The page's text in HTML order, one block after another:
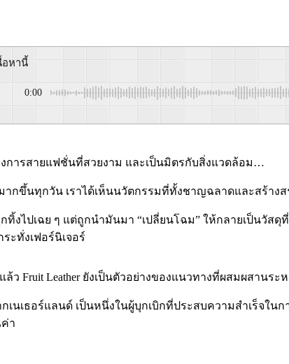
อหานี้
0:00
งการสายแฟชั่นที่สวยงาม และเป็นมิตรกับสิ่งแวดล้อม…
กขึ้นทุกวัน เราได้เห็นนวัตกรรมที่ทั้งชาญฉลาดและสร้าง
งไปเฉย ๆ แต่ถูกนำมันมา “เปลี่ยนโฉม” ให้กลายเป็นวัส
ะทั่งเฟอร์นิเจอร์
ว Fruit Leather ยังเป็นตัวอย่างของแนวทางที่ผสมผสานร
ากเนเธอร์แลนด์ เป็นหนึ่งในผู้บุกเบิกที่ประสบความสำเร็
า